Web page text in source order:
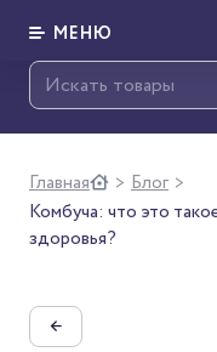
МЕНЮ
Главная > Блог >
Комбуча: что это
здоровья?
←